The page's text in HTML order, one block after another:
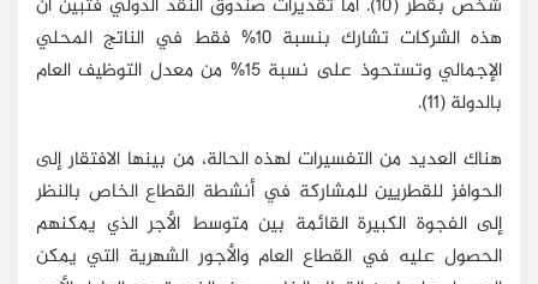
شخص بقطر (10). أما تقديرات صندوق النقد الدولي فتُبين أن
هذه الشركات تشارك بنسبة 10% فقط في الناتج المحلي
الإجمالي وتستحوذ على نسبة 15% من معدل التوظيف العام
بالدولة (11).
هناك العديد من التفسيرات لهذه الحالة، من بينها الافتقار إلى
الحوافز للقطريين للمشاركة في أنشطة القطاع الخاص بالنظر
إلى الفجوة الكبيرة القائمة بين متوسط الأجر الذي يمكنهم
الحصول عليه في القطاع العام والأجور الشهرية التي يمكن